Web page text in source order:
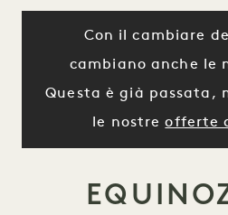
Con il cambiare
cambiano anche le
Questa è già passata,
le nostreofferte